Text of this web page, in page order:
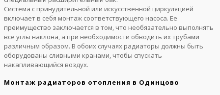
Система с принудительной или искусственной циркуляцией
включает в себя монтаж соответствующего насоса. Ее
преимущество заключается в том, что необязательно выполнять
все углы наклона, а при необходимости обводить их трубами
различным образом. В обоих случаях радиаторы должны быть
оборудованы сливными кранами, чтобы спускать
накапливающийся воздух.
Монтаж радиаторов отопления в Одинцово